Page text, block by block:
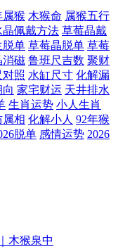
属猴 木猴命 属猴五行
晶佩戴方法 草莓晶戴
脱单 草莓晶脱单 草莓
消磁 鲁班尺吉数 聚财
对照 水缸尺寸 化解漏
家宅财运 天井排水
生肖运势 小人生肖
属相 化解小人 92年猴
脱单 感情运势 2026
木猴泉中